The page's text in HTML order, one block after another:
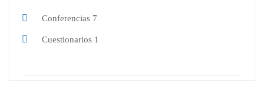
Conferencias 7
Cuestionarios 1